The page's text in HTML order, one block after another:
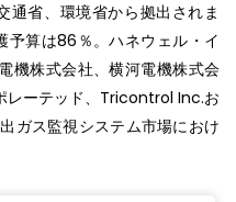
通省、環境省から拠出されま
算は86％。ハネウェル・イ
機株式会社、横河電機株式会
レーテッド、Tricontrol Inc.お
ガス監視システム市場におけ